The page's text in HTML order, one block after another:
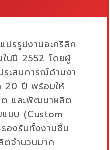
ปรรูปงานอะคริลิค
นปี 2552 โดยผู้
ะสบการณ์ด้านงา
20 ปี พร้อมให้
และพัฒนาผลิต
บบ (Custom
องรับทั้งงานชิ้น
ตจำนวนมาก